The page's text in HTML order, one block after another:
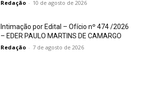
Redação - 10 de agosto de 2026
Intimação por Edital – Ofício nº 474 /2026
– EDER PAULO MARTINS DE CAMARGO
Redação - 7 de agosto de 2026